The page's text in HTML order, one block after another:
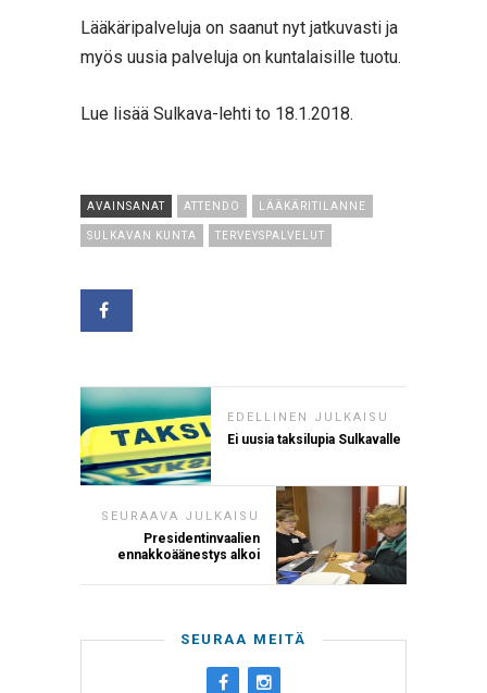
Lääkäripalveluja on saanut nyt jatkuvasti ja
myös uusia palveluja on kuntalaisille tuotu.
Lue lisää Sulkava-lehti to 18.1.2018.
AVAINSANAT ATTENDO LÄÄKÄRITILANNE
SULKAVAN KUNTA TERVEYSPALVELUT
EDELLINEN JULKAISU
Ei uusia taksilupia Sulkavalle
SEURAAVA JULKAISU
Presidentinvaalien
ennakkoäänestys alkoi
SEURAA MEITÄ